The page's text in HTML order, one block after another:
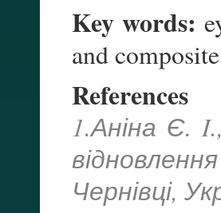
Key words:
and
References
1.Аніна Є.
Чернівці,